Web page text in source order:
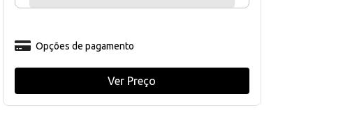
Opções de pagamento
Ver Preço